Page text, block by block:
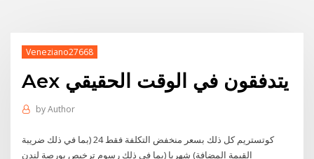
Veneziano27668
Aex يتدفقون في الوقت الحقيقي
byAuthor
كوتستريم كل ذلك بسعر منخفض التكلفة فقط 24 (بما في ذلك ضريبة
القيمة المضافة) شهريا (بما في ذلك رسوم ترخيص بورصة لندن